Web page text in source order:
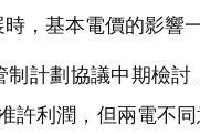
，基本電價的影響
制計劃協議中期檢
許利潤，但兩電不